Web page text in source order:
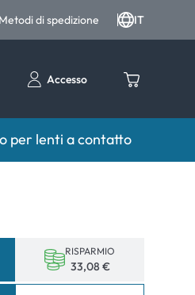
Metodi di spedizione IT
Accesso
Altri accessori
per lenti a contatto
RISPARMIO
33,08 €